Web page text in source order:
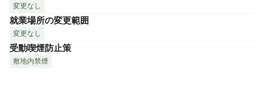
変更なし
就業場所の変更範囲
変更なし
受動喫煙防止策
敷地内禁煙